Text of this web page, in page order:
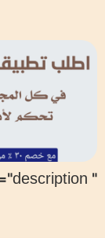
" row="30" name="description">